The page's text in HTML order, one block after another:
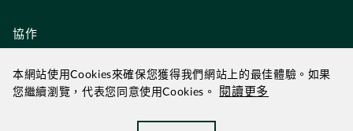
協作
本網站使用Cookies來確保您獲得我們網站上的最佳體驗。如果
您繼續瀏覽，代表您同意使用Cookies。
閱讀更多